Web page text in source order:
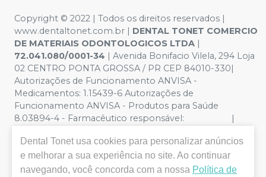
Copyright © 2022 | Todos os direitos reservados |
www.dentaltonet.com.br | DENTAL TONET COMERCIO
DE MATERIAIS ODONTOLOGICOS LTDA |
72.041.080/0001-34 | Avenida Bonifacio Vilela, 294 Loja
02 CENTRO PONTA GROSSA / PR CEP 84010-330|
Autorizações de Funcionamento ANVISA -
Medicamentos: 1.15439-6 Autorizações de
Funcionamento ANVISA - Produtos para Saúde
8.03894-4 - Farmacêutico responsável: |
ilustrativas - Os preços e condições da loja virtual estão
sujeitos a alterações. Em caso de divergência de preços
no site, o valor válido é o do Carrinho de Compra. Não
Dental Tonet usa cookies para personalizar anúncios
e melhorar a sua experiência no site. Ao continuar
navegando, você concorda com a nossa Política de